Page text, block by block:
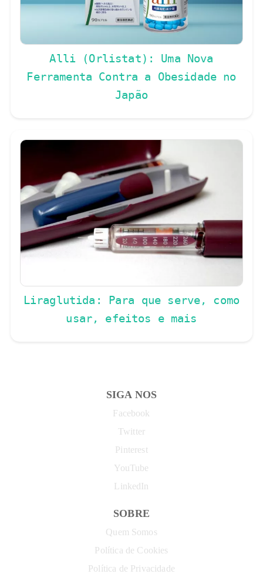
Alli (Orlistat): Uma Nova
Ferramenta Contra a Obesidade no
Japão
Liraglutida: Para que serve, como
usar, efeitos e mais
SIGA NOS
Facebook
Twitter
Pinterest
YouTube
LinkedIn
SOBRE
Quem Somos
Política de Cookies
Política de Privacidade